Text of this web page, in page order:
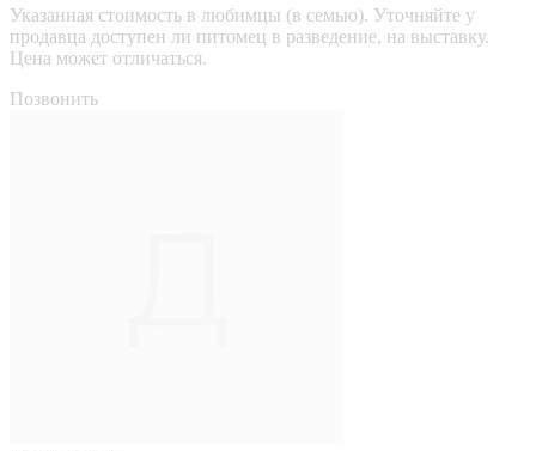
Указанная стоимость в любимцы (в семью). Уточняйте у
продавца доступен ли питомец в разведение, на выставку.
Цена может отличаться.
Позвонить